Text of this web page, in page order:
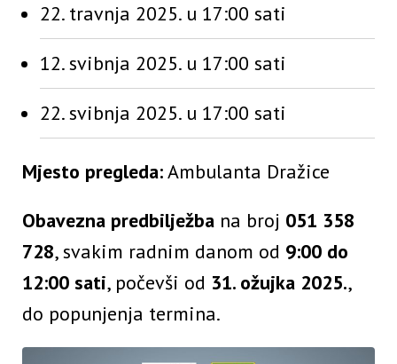
22. travnja 2025. u 17:00 sati
12. svibnja 2025. u 17:00 sati
22. svibnja 2025. u 17:00 sati
Mjesto pregleda:Ambulanta Dražice
Obavezna predbilježba na broj 051 358
728, svakim radnim danom od 9:00 do
12:00 sati, počevši od 31. ožujka 2025.,
do popunjenja termina.